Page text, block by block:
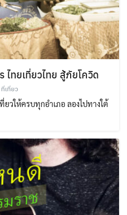
ไทยเที่ยวไทย สู้ภัยโควิด
ที่เที่ยว
วให้ครบทุกอำเภอ ลองไปทางใต้